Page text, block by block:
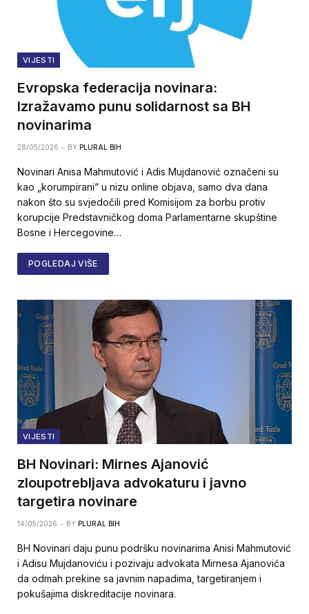
VIJESTI
Evropska federacija novinara:
Izražavamo punu solidarnost sa BH
novinarima
28/05/2026 BY PLURAL BIH
Novinari Anisa Mahmutović i Adis Mujdanović označeni su
kao „korumpirani“ u nizu online objava, samo dva dana
nakon što su svjedočili pred Komisijom za borbu protiv
korupcije Predstavničkog doma Parlamentarne skupštine
Bosne i Hercegovine…
POGLEDAJ VIŠE
VIJESTI
BH Novinari: Mirnes Ajanović
zloupotrebljava advokaturu i javno
targetira novinare
14/05/2026 BY PLURAL BIH
BH Novinari daju punu podršku novinarima Anisi Mahmutović
i Adisu Mujdanoviću i pozivaju advokata Mirnesa Ajanovića
da odmah prekine sa javnim napadima, targetiranjem i
pokušajima diskreditacije novinara.